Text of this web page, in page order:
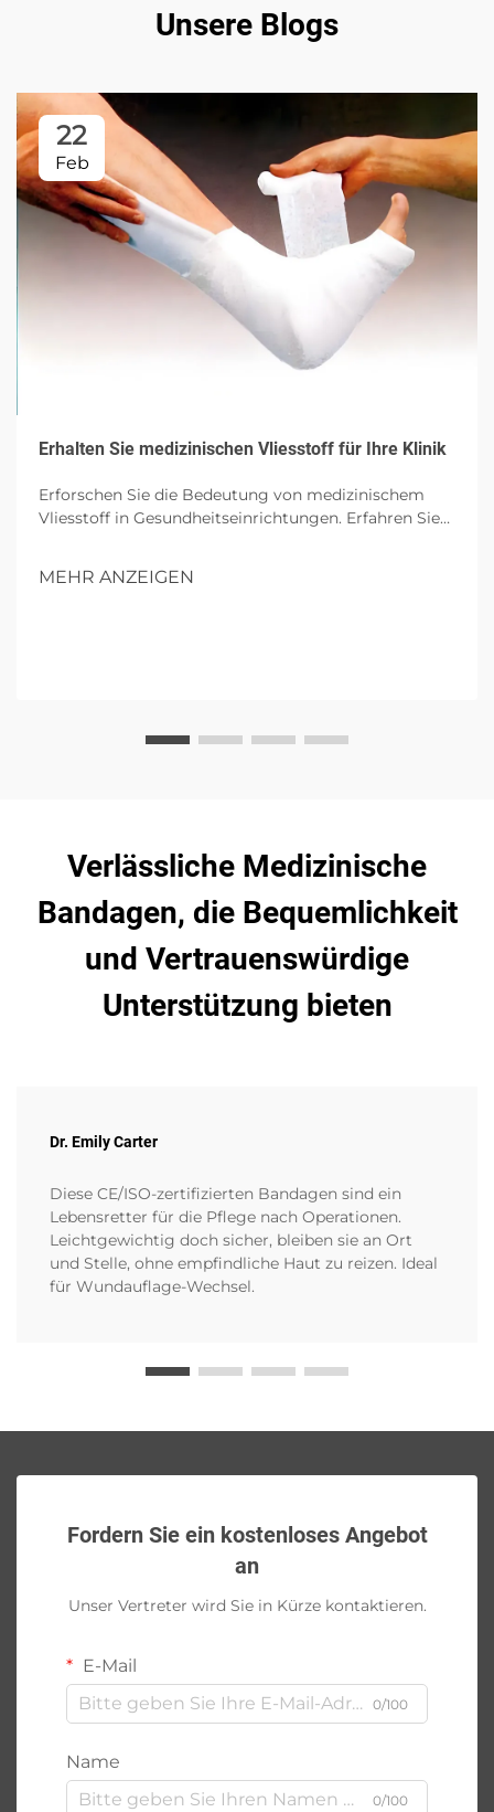
Unsere Blogs
22
Feb
Erhalten Sie medizinischen Vliesstoff für Ihre Klinik
Erforschen Sie die Bedeutung von medizinischem
Vliesstoff in Gesundheitseinrichtungen. Erfahren Sie
in nachhaltigen medizinischen Textilien.
MEHR ANZEIGEN
Verlässliche Medizinische
Bandagen, die Bequemlichkeit
und Vertrauenswürdige
Unterstützung bieten
Dr. Emily Carter
Diese CE/ISO-zertifizierten Bandagen sind ein
Lebensretter für die Pflege nach Operationen.
Leichtgewichtig doch sicher, bleiben sie an Ort
und Stelle, ohne empfindliche Haut zu reizen. Ideal
für Wundauflage-Wechsel.
Fordern Sie ein kostenloses Angebot
an
Unser Vertreter wird Sie in Kürze kontaktieren.
E-Mail
0/100
Name
0/100